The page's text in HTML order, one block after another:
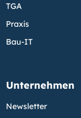
TGA
Praxis
Bau-IT
Unternehmen
Newsletter